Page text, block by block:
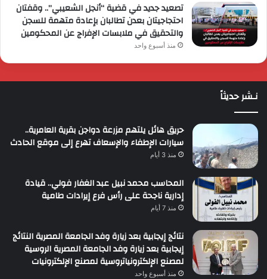
تصعيد جديد في قضية “أنجل الشعيبي”.. وقفتان
احتجاجيتان بعدن تطالبان بإعادة متهمة للسجن
والتحقيق في ملابسات الإفراج عن المحكومين
منذ أسبوع واحد
نـشر حديثاً
حريق هائل يلتهم مزرعة دواجن بقرية العامرية..
سيارات الإطفاء والإسعاف تهرع إلى موقع الحادث
منذ 3 أيام
المحاسب محمد نبيل عبد الغفار فولي.. قيادة
إدارية ناجحة على رأس فرع إيرادات طامية
منذ 7 أيام
نتائج إيجابية بعد زيارة وفد الجامعة المصرية النتائج
إيجابية بعد زيارة وفد الجامعة المصرية الروسية
لمصنع الإلكترونياتروسية لمصنع الإلكترونيات
منذ أسبوع واحد